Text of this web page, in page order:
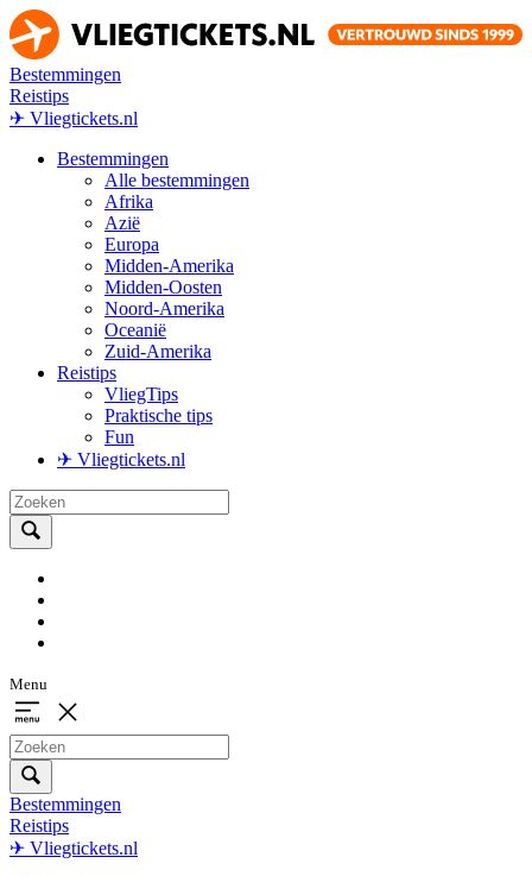
Bestemmingen
Reistips
✈ Vliegtickets.nl
Bestemmingen
Alle bestemmingen
Afrika
Azië
Europa
Midden-Amerika
Midden-Oosten
Noord-Amerika
Oceanië
Zuid-Amerika
Reistips
VliegTips
Praktische tips
Fun
✈ Vliegtickets.nl
Menu
Bestemmingen
Reistips
✈ Vliegtickets.nl